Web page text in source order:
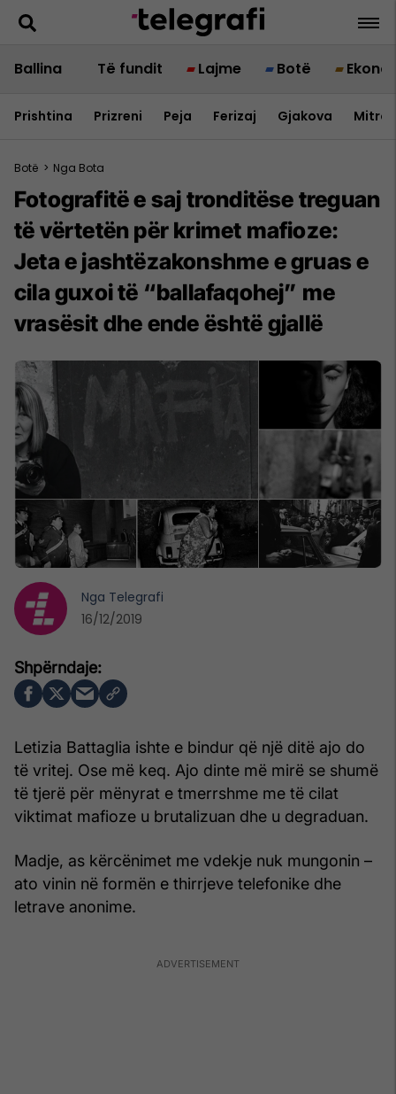
Ballina Të fundit Lajme Botë
Prishtina Prizreni Peja Ferizaj Gjakova
Botë > Nga Bota
Fotografitë e saj tronditëse treguan
të vërtetën për krimet mafioze:
Jeta e jashtëzakonshme e gruas e
cila guxoi të “ballafaqohej” me
vrasësit dhe ende është gjallë
Letizia Battaglia ishte e bindur që një ditë ajo do
të vritej. Ose më keq. Ajo dinte më mirë se shumë
të tjerë për mënyrat e tmerrshme me të cilat
viktimat mafioze u brutalizuan dhe u degraduan.
Madje, as kërcënimet me vdekje nuk mungonin –
ato vinin në formën e thirrjeve telefonike dhe
letrave anonime.
Nga Telegrafi
16/12/2019